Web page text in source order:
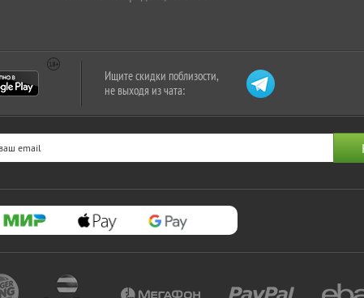
Ищите скидки поблизости,
не выходя из чата: